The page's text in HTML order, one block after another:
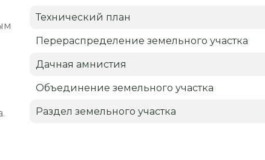
Технический план
Перераспределение земельного участка
Дачная амнистия
Объединение земельного участка
Раздел земельного участка